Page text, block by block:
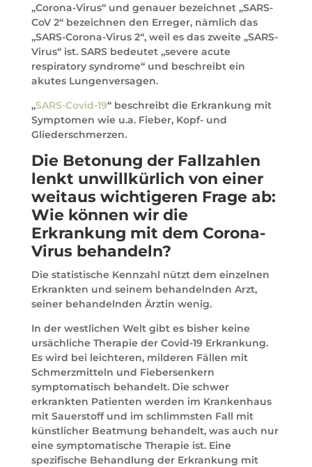
„Corona-Virus“ und genauer bezeichnet „SARS-
CoV 2“ bezeichnen den Erreger, nämlich das
„SARS-Corona-Virus 2“, weil es das zweite „SARS-
Virus“ ist. SARS bedeutet „severe acute
respiratory syndrome“ und beschreibt ein
akutes Lungenversagen.
„SARS-Covid-19“ beschreibt die Erkrankung mit
Symptomen wie u.a. Fieber, Kopf- und
Gliederschmerzen.
Die Betonung der Fallzahlen
lenkt unwillkürlich von einer
weitaus wichtigeren Frage ab:
Wie können wir die
Erkrankung mit dem Corona-
Virus behandeln?
Die statistische Kennzahl nützt dem einzelnen
Erkrankten und seinem behandelnden Arzt,
seiner behandelnden Ärztin wenig.
In der westlichen Welt gibt es bisher keine
ursächliche Therapie der Covid-19 Erkrankung.
Es wird bei leichteren, milderen Fällen mit
Schmerzmitteln und Fiebersenkern
symptomatisch behandelt. Die schwer
erkrankten Patienten werden im Krankenhaus
mit Sauerstoff und im schlimmsten Fall mit
künstlicher Beatmung behandelt, was auch nur
eine symptomatische Therapie ist. Eine
spezifische Behandlung der Erkrankung mit